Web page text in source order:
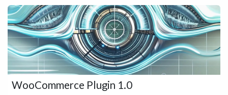
WooCommerce Plugin 1.0